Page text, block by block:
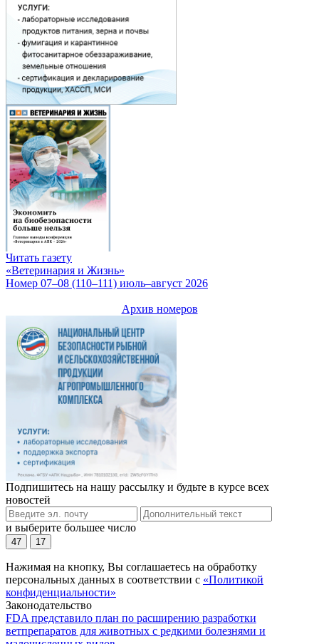
Читать газету
«Ветеринария и Жизнь»
Номер 07–08 (110–111) июль–август 2026
Архив номеров
Подпишитесь на нашу рассылку и будьте в курсе всех
новостей
и выберите большее число
47 17
Нажимая на кнопку, Вы соглашаетесь на обработку
персональных данных в соответствии с «Политикой
конфиденциальности»
Законодательство
FDA представило план по расширению разработки
ветпрепаратов для животных с редкими болезнями и